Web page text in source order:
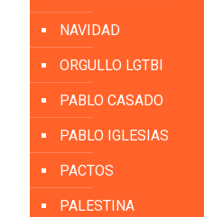
NAVIDAD
ORGULLO LGTBI
PABLO CASADO
PABLO IGLESIAS
PACTOS
PALESTINA